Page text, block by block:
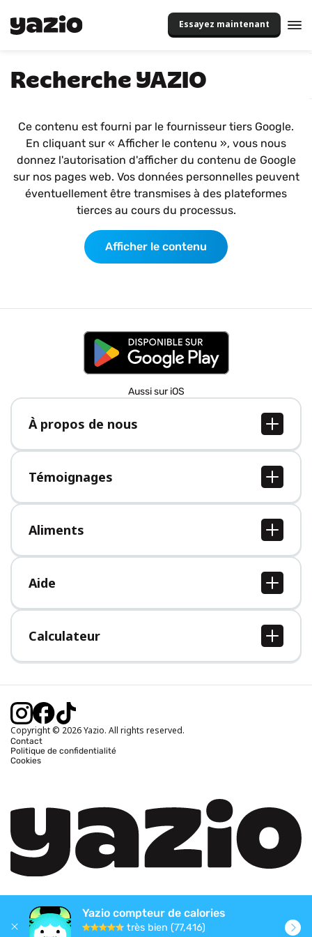
Essayez maintenant
Recherche YAZIO
Ce contenu est fourni par le fournisseur tiers Google.
En cliquant sur « Afficher le contenu », vous nous
donnez l'autorisation d'afficher du contenu de Google
sur nos pages web. Vos données personnelles peuvent
éventuellement être transmises à des plateformes
tierces au cours du processus.
Afficher le contenu
Aussi sur iOS
À propos de nous
À propos de nous
Postes
Presse
Témoignages
Tous les témoignages
Aliments
Tous les aliments
Aide
Centre d'aide
Calculateur
Calcul IMC
Calcul poids idéal
Calcul calories brûlées
Copyright © 2026 Yazio. All rights reserved.
Contact
Politique de confidentialité
Cookies
Yazio compteur de calories
très bien (77,416)